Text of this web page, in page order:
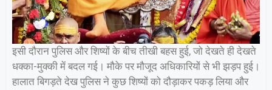
इसी दौरान पुलिस और शिष्यों के बीच तीखी बहस हुई, जो देखते ही देखते
धक्का-मुक्की में बदल गई। मौके पर मौजूद अधिकारियों से भी झड़प हुई।
हालात बिगड़ते देख पुलिस ने कुछ शिष्यों को दौड़ाकर पकड़ लिया और